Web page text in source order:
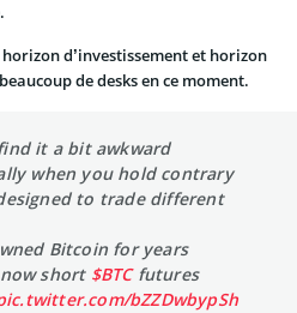
d’investissement et horizon
de desks en ce moment.
it a bit awkward
when you hold contrary
to trade different
Bitcoin for years
short $BTCfutures
bZZDwbypSh